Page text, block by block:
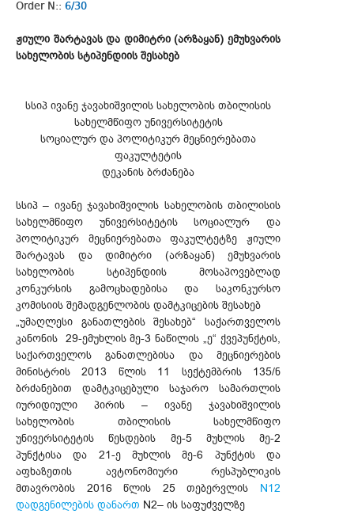
Order N:: 6/30
ჟიული შარტავას და დიმიტრი (არზაყან) ემუხვარის
სახელობის სტიპენდიის შესახებ
სსიპ ივანე ჯავახიშვილის სახელობის თბილისის
სახელმწიფო უნივერსიტეტის
სოციალურ და პოლიტიკურ მეცნიერებათა
ფაკულტეტის
დეკანის ბრძანება
სსიპ – ივანე ჯავახიშვილის სახელობის თბილისის
სახელმწიფო უნივერსიტეტის სოციალურ და
პოლიტიკურ მეცნიერებათა ფაკულტეტზე ჟიული
შარტავას და დიმიტრი (არზაყან) ემუხვარის
სახელობის სტიპენდიის მოსაპოვებლად
კონკურსის გამოცხადებისა და საკონკურსო
კომისიის შემადგენლობის დამტკიცების შესახებ
„უმაღლესი განათლების შესახებ“ საქართველოს
კანონის 29-ემუხლის მე-3 ნაწილის „ე“ ქვეპუნქტის,
საქართველოს განათლებისა და მეცნიერების
მინისტრის 2013 წლის 11 სექტემბრის 135/ნ
ბრძანებით დამტკიცებული საჯარო სამართლის
იურიდიული პირის – ივანე ჯავახიშვილის
სახელობის თბილისის სახელმწიფო
უნივერსიტეტის წესდების მე-5 მუხლის მე-2
პუნქტისა და 21-ე მუხლის მე-6 პუნქტის და
აფხაზეთის ავტონომიური რესპუბლიკის
მთავრობის 2016 წლის 25 თებერვლის N12
დადგენილების დანართ N2– ის საფუძველზე